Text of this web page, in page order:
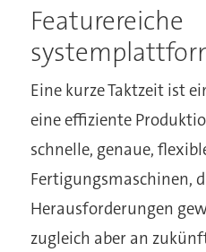
Featurereiche
Eine kurze Taktzeit ist
eine effiziente
schnelle, genaue,
Fertigungsmaschinen,
Herausforderungen
zugleich aber an